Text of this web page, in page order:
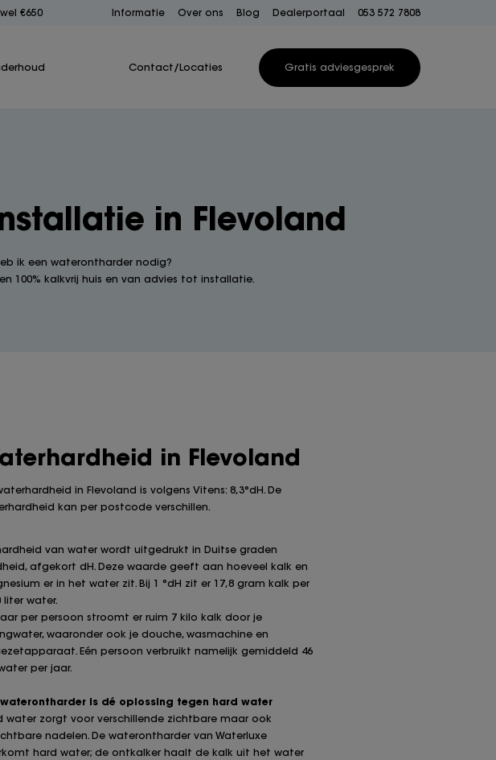
€650 Informatie Over ons Blog Dealerportaal 053 572 7808
Contact/Locaties Gratis adviesgesprek
in Flevoland
ik een waterontharder nodig?
100% kalkvrij huis en van advies tot installatie.
in Flevoland
in Flevoland is volgens Vitens: 8,3°dH. De
kan per postcode verschillen.
van water wordt uitgedrukt in Duitse graden
afgekort dH. Deze waarde geeft aan hoeveel kalk en
er in het water zit. Bij 1 °dH zit er 17,8 gram kalk per
liter water.
per persoon stroomt er ruim 7 kilo kalk door je
waaronder ook je douche, wasmachine en
Eén persoon verbruikt namelijk gemiddeld 46
per jaar.
waterontharder is dé oplossing tegen hard water
water zorgt voor verschillende zichtbare maar ook
nadelen. De waterontharder van Waterluxe
hard water; de ontkalker haalt de kalk uit het water